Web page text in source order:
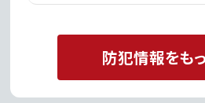
防犯情報をも